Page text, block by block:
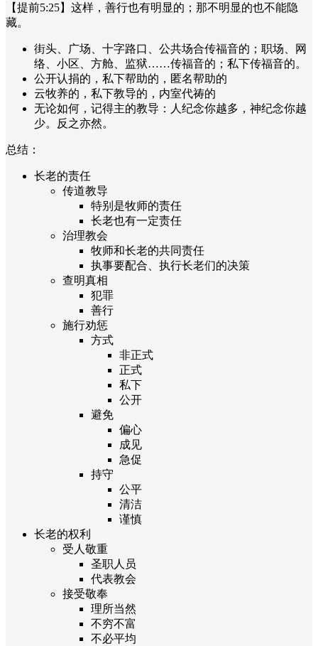
【提前5:25】这样，善行也有明显的；那不明显的也不能隐
藏。
街头、广场、十字路口、公共场合传福音的；职场、网
络、小区、方舱、监狱……传福音的；私下传福音的。
公开认捐的，私下帮助的，匿名帮助的
云牧养的，私下教导的，内室代祷的
无论如何，记得主的教导：人纪念你越多，神纪念你越
少。反之亦然。
总结：
长老的责任
传道教导
特别是牧师的责任
长老也有一定责任
治理教会
牧师和长老的共同责任
执事要配合、执行长老们的决策
查明真相
犯罪
善行
施行劝惩
方式
非正式
正式
私下
公开
避免
偏心
成见
急促
持守
公平
清洁
谨慎
长老的权利
受人敬重
圣职人员
代表教会
接受敬奉
理所当然
不穷不富
不必平均